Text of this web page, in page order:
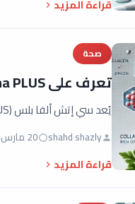
قراءة المزيد
صحة
تعرف على CH Alpha PLUS فوائد مذهلة للمفاصل ومرونة الحركة
يُعد سي إتش ألفا بلس (CH Alpha PLUS) من المكملات الغذائية المهمة التي تُستخدم لدعم صحة المفاصل والأنسجة، خاصة للأشخاص…
shahd shazly 20 مارس، 2025
قراءة المزيد